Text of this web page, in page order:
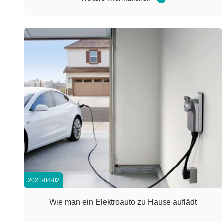
2021-08-02
Wie man ein Elektroauto zu Hause auflädt